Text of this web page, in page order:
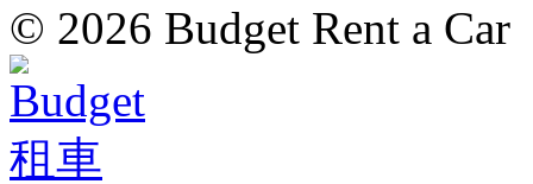
© 2026 Budget Rent a Car